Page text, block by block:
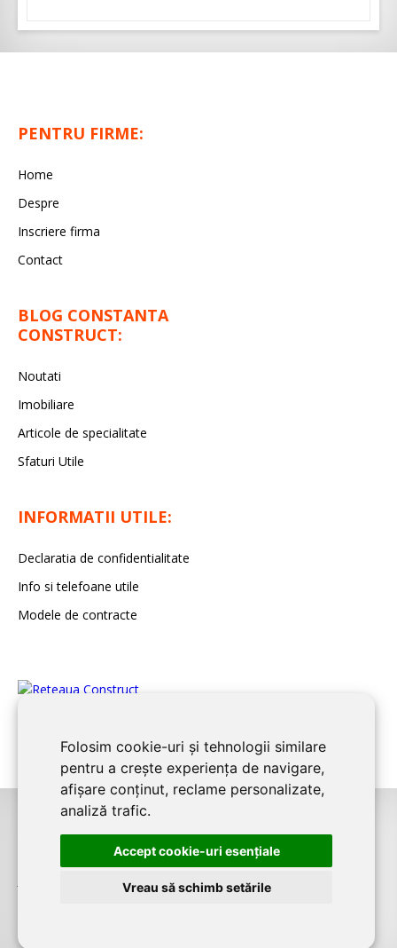
Folosim cookie-uri și tehnologii similare
pentru a crește experiența de navigare,
afișare conținut, reclame personalizate,
analiză trafic.
Accept cookie-uri esenţiale
Vreau să schimb setările
PENTRU FIRME:
Home
Despre
Inscriere firma
Contact
BLOG CONSTANTA
CONSTRUCT:
Noutati
Imobiliare
Articole de specialitate
Sfaturi Utile
INFORMATII UTILE:
Declaratia de confidentialitate
Info si telefoane utile
Modele de contracte
CONSTANTA CONSTRUCTeste un serviciu de promovare online
pentru firme. Proiect digital dezvoltat deLIVE COMMUNICATIONS SRL
J12/4191/2006, RO19492087